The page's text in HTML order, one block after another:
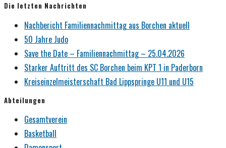
Die letzten Nachrichten
Nachbericht Familiennachmittag aus Borchen aktuell
50 Jahre Judo
Save the Date – Familiennachmittag – 25.04.2026
Starker Auftritt des SC Borchen beim KPT 1 in Paderborn
Kreiseinzelmeisterschaft Bad Lippspringe U11 und U15
Abteilungen
Gesamtverein
Basketball